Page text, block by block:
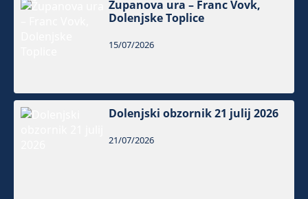
Županova ura – Franc Vovk,
Dolenjske Toplice
15/07/2026
Dolenjski obzornik 21 julij 2026
21/07/2026